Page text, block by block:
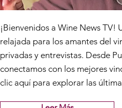
¡Bienvenidos a Wine News TV!
relajada para los amantes del
privadas y entrevistas. Desde
conectamos con los mejores
clic aquí para explorar las